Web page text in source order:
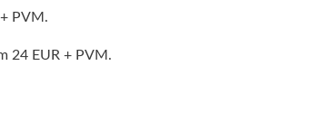
PVM.
24 EUR + PVM.